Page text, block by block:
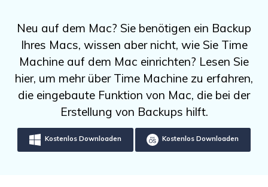
Kostenlos Testen
Recoverit kostenlos
Verlorene/gel?schte Daten kostenlos
wiederherstellen
Kostenlos Testen
Datenverlust-Szenarien
ALLE FUNKTIONEN ENTDECKEN
Aktuelles Thema
search
Neu auf dem Mac? Sie benötigen ein Backup
Ihres Macs, wissen aber nicht, wie Sie Time
Machine auf dem Mac einrichten? Lesen Sie
hier, um mehr über Time Machine zu erfahren,
die eingebaute Funktion von Mac, die bei der
Erstellung von Backups hilft.
Kostenlos Downloaden Kostenlos Downloaden